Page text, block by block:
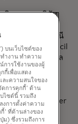
ริหารของบริษัท
ากนี้ เธอยังเป็น
นอีกด้วย ทิฟฟานี
ประเทศ (Council
นเดวิด ร็อกกีเฟล
จากองค์กร
for New York
Cocktails
ปรโมต Empower
บนเว็บไซต์ของ
ทำงาน ทำความ
การใช้งานของผู้
กี้เพื่อแสดง
ละความสนใจของ
ดการคุกกี้' ด้าน
บไซต์นี้ รวมถึง
งการตั้งค่าความ
กี้' ที่ด้านล่างของ
ม) ซึ่งรวมถึงการ